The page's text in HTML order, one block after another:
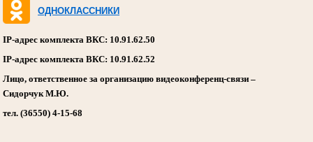
ОДНОКЛАССНИКИ
IP-адрес комплекта ВКС: 10.91.62.50
IP-адрес комплекта ВКС: 10.91.62.52
Лицо, ответственное за организацию видеоконференц-связи –
Сидорчук М.Ю.
тел. (36550) 4-15-68